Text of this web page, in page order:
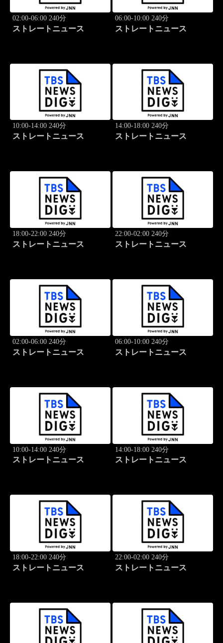
02:00-06:00 240分
ストレートニュース
06:00-10:00 240分
ストレートニュース
10:00-14:00 240分
ストレートニュース
14:00-18:00 240分
ストレートニュース
18:00-22:00 240分
ストレートニュース
22:00-02:00 240分
ストレートニュース
02:00-06:00 240分
ストレートニュース
06:00-10:00 240分
ストレートニュース
10:00-14:00 240分
ストレートニュース
14:00-18:00 240分
ストレートニュース
18:00-22:00 240分
ストレートニュース
22:00-02:00 240分
ストレートニュース